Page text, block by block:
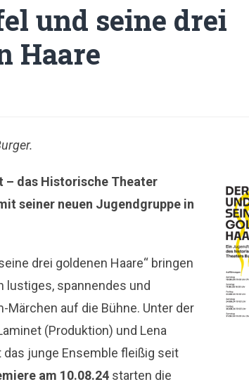
und seine drei
Haare
– das Historische Theater
seiner neuen Jugendgruppe in
drei goldenen Haare“ bringen
lustiges, spannendes und
Märchen auf die Bühne. Unter der
(Produktion) und Lena
das junge Ensemble fleißig seit
am 10.08.24starten die